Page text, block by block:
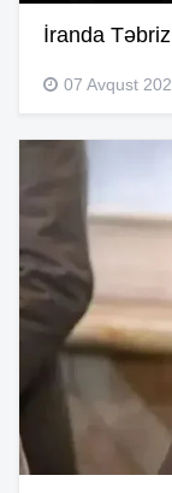
İranda
07 Avqust